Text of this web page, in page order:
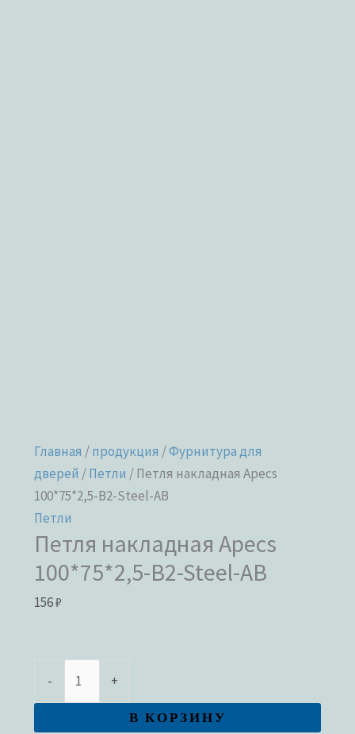
Главная /продукция /Фурнитура для
дверей /Петли / Петля накладная Apecs
100*75*2,5-B2-Steel-AB
Петли
Петля накладная Apecs
100*75*2,5-B2-Steel-AB
156₽
- +
В КОРЗИНУ